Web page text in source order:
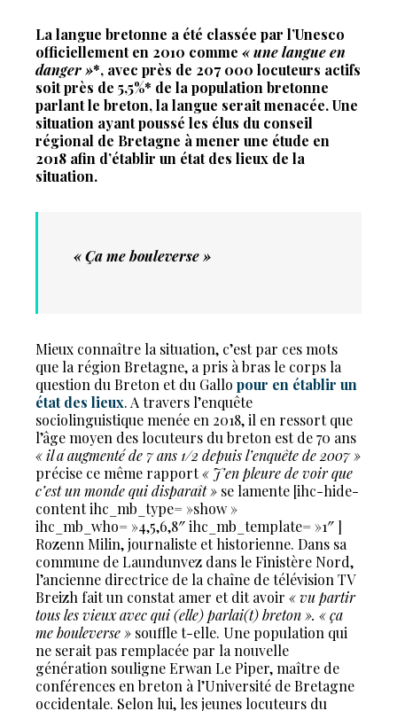
La langue bretonne a été classée par l’Unesco
officiellement en 2010 comme « une langue en
danger »*, avec près de 207 000 locuteurs actifs
soit près de 5,5%* de la population bretonne
parlant le breton, la langue serait menacée. Une
situation ayant poussé les élus du conseil
régional de Bretagne à mener une étude en
2018 afin d’établir un état des lieux de la
situation.
« Ça me bouleverse »
Mieux connaître la situation, c’est par ces mots
que la région Bretagne, a pris à bras le corps la
question du Breton et du Gallo pour en établir un
état des lieux. A travers l’enquête
sociolinguistique menée en 2018, il en ressort que
l’âge moyen des locuteurs du breton est de 70 ans
« il a augmenté de 7 ans 1/2 depuis l’enquête de 2007 »
précise ce même rapport« J’en pleure de voir que
c’est un monde qui disparaît » se lamente [ihc-hide-
content ihc_mb_type= »show »
ihc_mb_who= »4,5,6,8″ ihc_mb_template= »1″ ]
Rozenn Milin, journaliste et historienne. Dans sa
commune de Laundunvez dans le Finistère Nord,
l’ancienne directrice de la chaîne de télévision TV
Breizh fait un constat amer et dit avoir « vu partir
tous les vieux avec qui (elle) parlai(t) breton ». « ça
me bouleverse » souffle t-elle. Une population qui
ne serait pas remplacée par la nouvelle
génération souligne Erwan Le Piper, maître de
conférences en breton à l’Université de Bretagne
occidentale. Selon lui, les jeunes locuteurs du